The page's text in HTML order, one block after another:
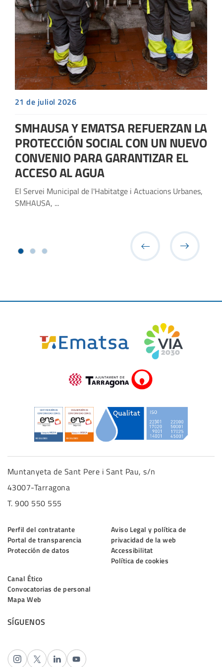
21 de juliol 2026
SMHAUSA Y EMATSA REFUERZAN LA
PROTECCIÓN SOCIAL CON UN NUEVO
CONVENIO PARA GARANTIZAR EL
ACCESO AL AGUA
El Servei Municipal de l'Habitatge i Actuacions Urbanes,
SMHAUSA, ...
Muntanyeta de Sant Pere i Sant Pau, s/n
43007-Tarragona
T. 900 550 555
Perfil del contratante
Portal de transparencia
Protección de datos
Aviso Legal y política de
privacidad de la web
Accessibilitat
Política de cookies
Canal Ético
Convocatorias de personal
Mapa Web
SÍGUENOS